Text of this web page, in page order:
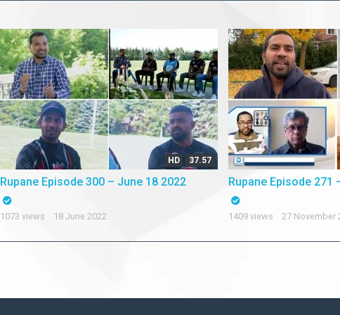
HD 37.57
Rupane Episode 300 – June 18 2022
1073 views 18 June 2022
Rupane Episode 271
1409 views 27 November